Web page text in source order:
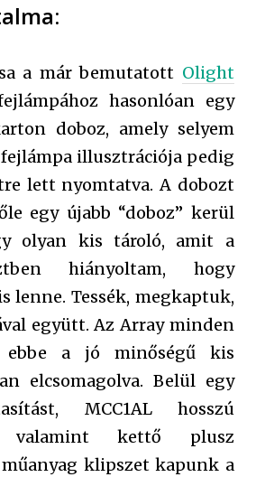
a már bemutatott Olight
hasonlóan egy
doboz, amely selyem
illusztrációja pedig
lett nyomtatva. A dobozt
egy újabb “doboz” kerül
olyan kis tároló, amit a
hiányoltam, hogy
lenne. Tessék, megkaptuk,
együtt. Az Array minden
ebbe a jó minőségű kis
elcsomagolva. Belül egy
MCC1AL hosszú
valamint kettő plusz
klipszet kapunk a